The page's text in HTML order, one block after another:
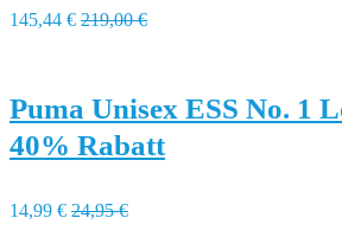
145,44 € 219,00 €
Puma Unisex ESS No. 1
40% Rabatt
14,99 € 24,95 €